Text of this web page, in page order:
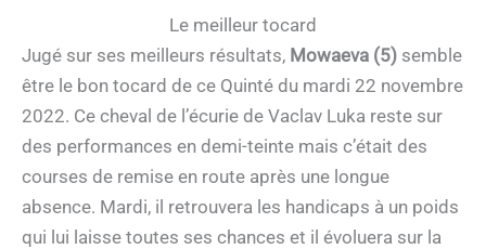
Le meilleur tocard
Jugé sur ses meilleurs résultats, Mowaeva (5) semble
être le bon tocard de ce Quinté du mardi 22 novembre
2022. Ce cheval de l’écurie de Vaclav Luka reste sur
des performances en demi-teinte mais c’était des
courses de remise en route après une longue
absence. Mardi, il retrouvera les handicaps à un poids
qui lui laisse toutes ses chances et il évoluera sur la